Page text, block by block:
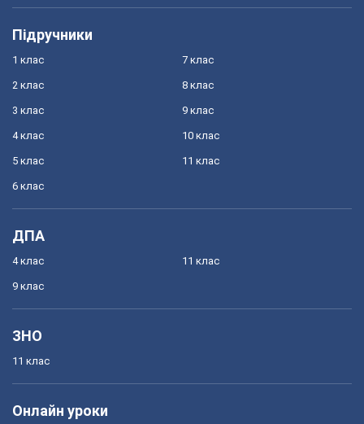
Підручники
1 клас
2 клас
3 клас
4 клас
5 клас
6 клас
7 клас
8 клас
9 клас
10 клас
11 клас
ДПА
4 клас
9 клас
11 клас
ЗНО
11 клас
Онлайн уроки